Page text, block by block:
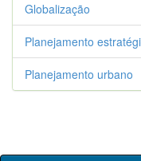
Globalização
Planejamento
Planejamento urbano